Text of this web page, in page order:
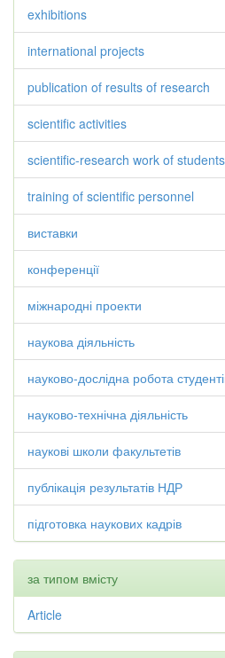
exhibitions
international projects
publication of results of research
scientific activities
scientific-research work of students
training of scientific personnel
виставки
конференції
міжнародні проекти
наукова діяльність
науково-дослідна робота
науково-технічна діяльність
наукові школи факультетів
публікація результатів НДР
підготовка наукових кадрів
за типом вмісту
Article